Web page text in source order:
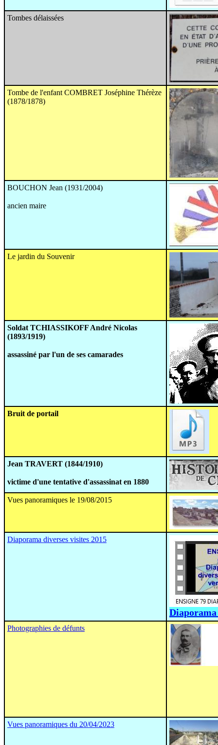
Tombes délaissées
Tombe de l'enfant COMBRET Joséphine Thérèze
(1878/1878)
BOUCHON Jean (1931/2004)
ancien maire
Le jardin du Souvenir
Soldat TCHIASSIKOFF André Nicolas
(1893/1919)
assassiné par l'un de ses camarades
Bruit de portail
Jean TRAVERT (1844/1910)
victime d'une tentative d'assassinat en 1880
Vues panoramiques le 19/08/2015
Diaporama diverses visites 2015
Photographies de défunts
Vues panoramiques du 20/04/2023